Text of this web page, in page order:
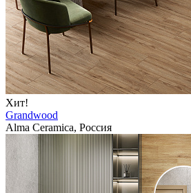
Хит!
Grandwood
Alma Ceramica, Россия